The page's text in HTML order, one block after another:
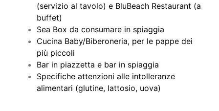
(servizio al tavolo) e BluBeach Restaurant (a
buffet)
Sea Box da consumare in spiaggia
Cucina Baby/Biberoneria, per le pappe dei
più piccoli
Bar in piazzetta e bar in spiaggia
Specifiche attenzioni alle intolleranze
alimentari (glutine, lattosio, uova)